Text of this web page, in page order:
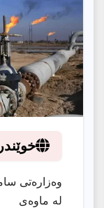
وەزارەتی
لە ماوەی